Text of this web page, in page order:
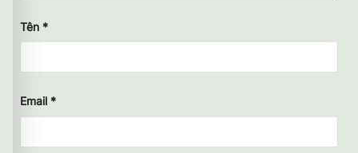
Tên *
Email *